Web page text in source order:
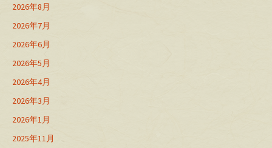
2026年8月
2026年7月
2026年6月
2026年5月
2026年4月
2026年3月
2026年1月
2025年11月